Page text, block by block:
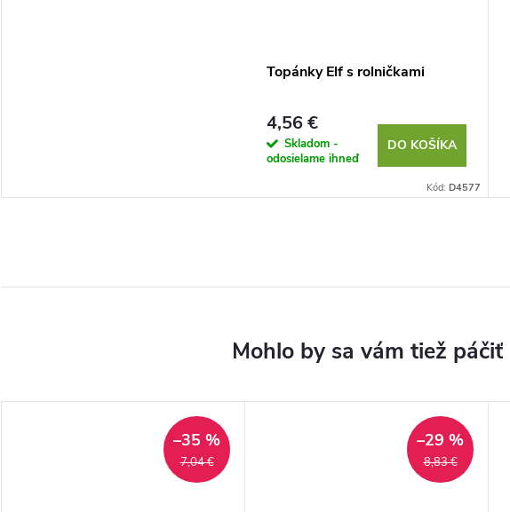
Topánky Elf s rolničkami
4,56 €
Skladom -
odosielame ihneď
DO KOŠÍKA
Kód: D4577
7,04 €
–35 %
8,83 €
–29 %